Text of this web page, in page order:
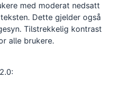
med moderat nedsatt
Dette gjelder også
Tilstrekkelig kontrast
alle brukere.